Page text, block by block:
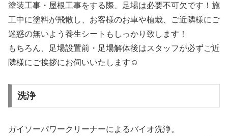
塗装工事・屋根工事をする際、足場は必要不可欠です！施
工中に塗料が飛散し、お客様のお車や植栽、ご近隣様にご
迷惑の無いよう養生シートもしっかり致します！
もちろん、足場設置前・足場解体後はスタッフが必ずご近
隣様にご挨拶にお伺いいたします☺
洗浄
ガイソーパワークリーナーによるバイオ洗浄。